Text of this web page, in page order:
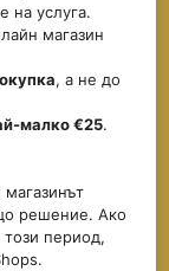
на услуга.
магазин
, а не до
малко €25.
решение. Ако
период,